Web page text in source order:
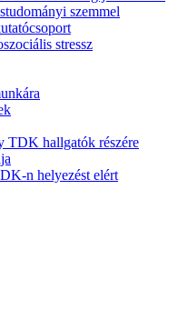
szemmel
stressz
TDK hallgatók részére
n helyezést elért